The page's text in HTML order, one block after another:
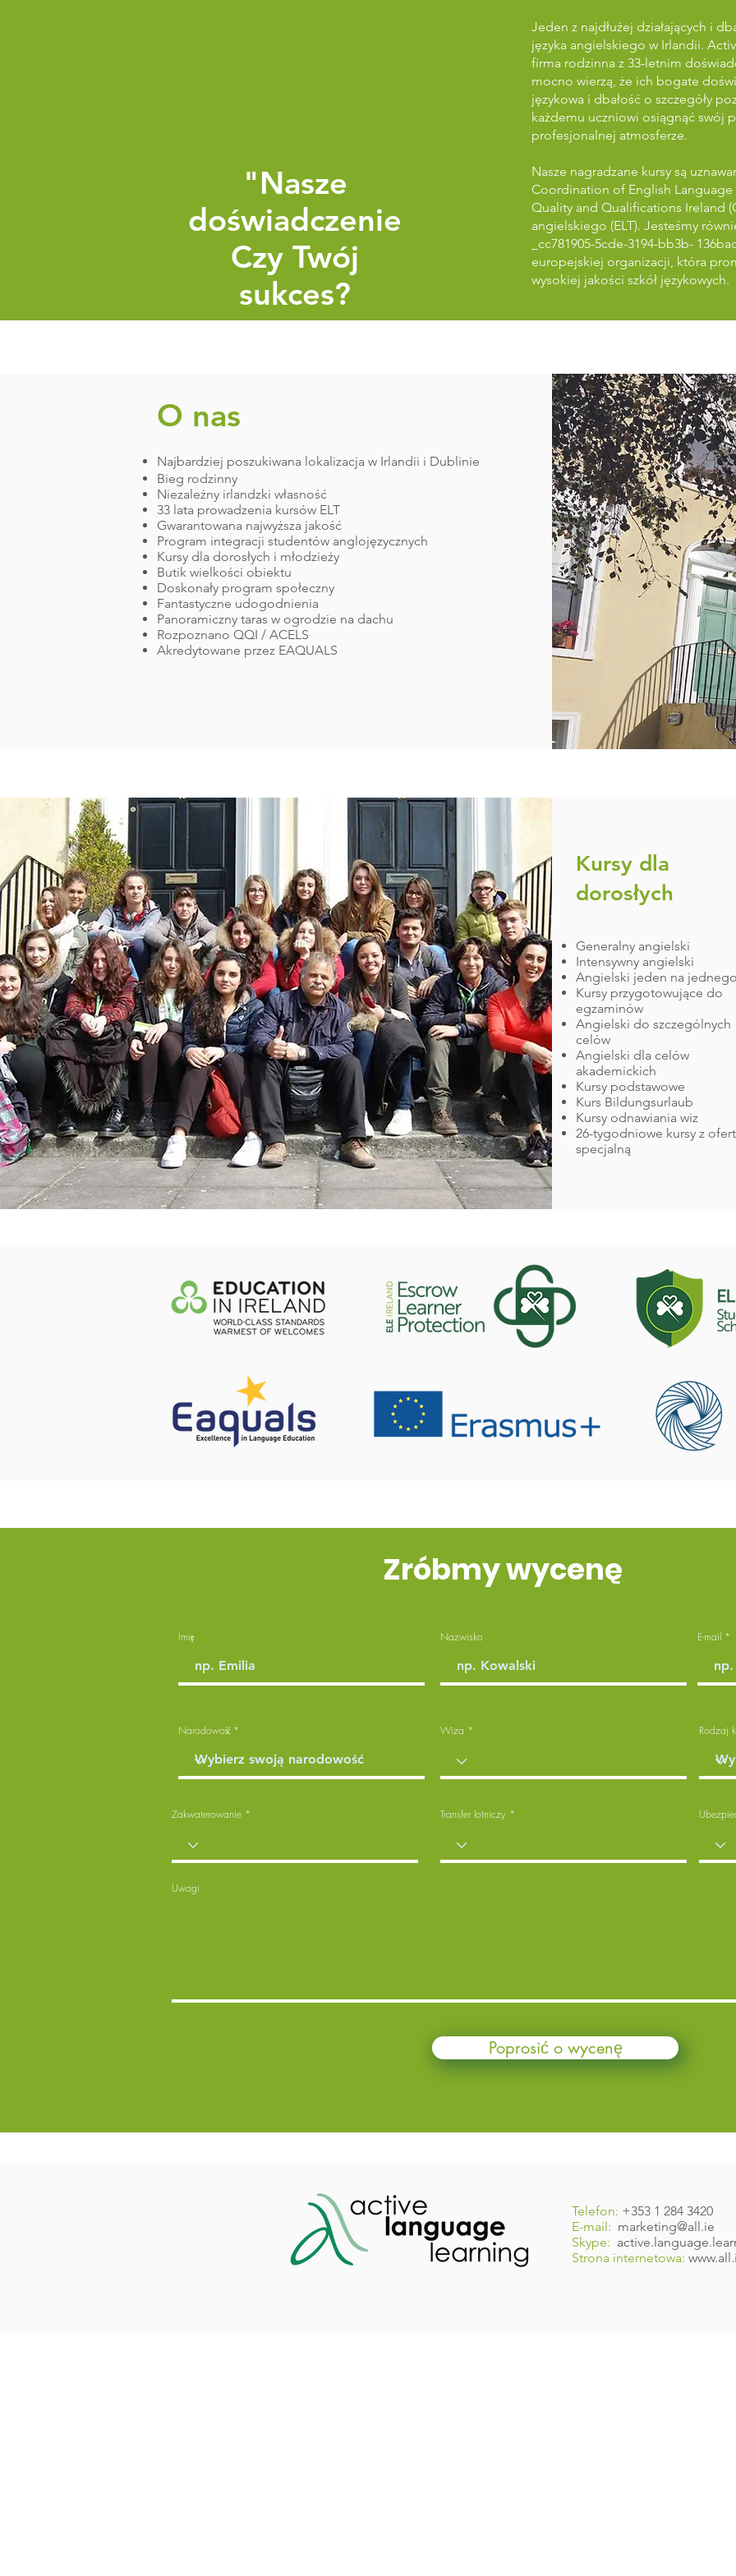
"Nasze
doświadczenie
Czy Twój
sukces?
Jeden z najdłużej działających i
języka angielskiego w Irlandii.
firma rodzinna z 33-letnim
mocno wierzą, że ich bogate
językowa i dbałość o szczegóły
każdemu uczniowi osiągnąć swój
profesjonalnej atmosferze.
Nasze nagradzane kursy są
Coordination of English Language
Quality and Qualifications Ireland
angielskiego (ELT). Jesteśmy
_cc781905-5cde-3194-bb3b-
europejskiej organizacji, która
wysokiej jakości szkół językowych.
O nas
Najbardziej poszukiwana lokalizacja w Irlandii i Dublinie
Bieg rodzinny
Niezależny irlandzki własność
33 lata prowadzenia kursów ELT
Gwarantowana najwyższa jakość
Program integracji studentów anglojęzycznych
Kursy dla dorosłych i młodzieży
Butik wielkości obiektu
Doskonały program społeczny
Fantastyczne udogodnienia
Panoramiczny taras w ogrodzie na dachu
Rozpoznano QQI / ACELS
Akredytowane przez EAQUALS
Kursy dla
dorosłych​
Generalny angielski
Intensywny angielski
Angielski jeden na
Kursy przygotowujące do
egzaminów
Angielski do szczególnych
celów
Angielski dla celów
akademickich
Kursy podstawowe
Kurs Bildungsurlaub
Kursy odnawiania wiz
26-tygodniowe kursy z
specjalną
Zróbmy wycenę
Imię Nazwisko E-mail
Narodowość Wiza Rodzaj
Zakwaterowanie Transfer lotniczy
Uwagi
Poprosić o wycenę
Telefon: +353 1 284 3420
E-mail: marketing@all.ie
Skype:
Strona internetowa: